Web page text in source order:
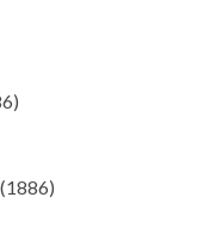
(1886)